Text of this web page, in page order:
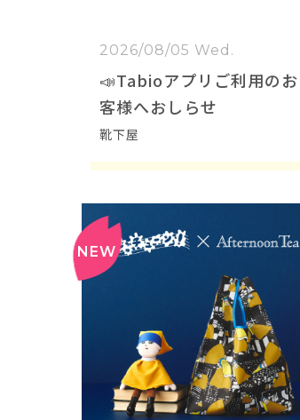
2026/08/05 Wed.
📣Tabioアプリご利用のお
客様へおしらせ
靴下屋